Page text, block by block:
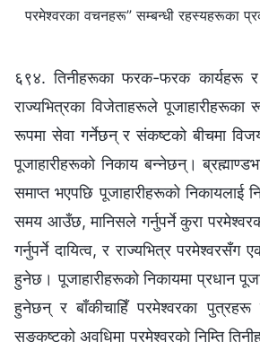
परमेश्‍वरका वचनहरू” सम्बन्धी रहस्यहरूका
६९४. तिनीहरूका फरक-फरक कार्यहरू र
राज्यभित्रका विजेताहरूले पूजाहारीहरूका
रूपमा सेवा गर्नेछन् र संकष्टको बीचमा
पूजाहारीहरूको निकाय बन्‍नेछन्।
समाप्त भएपछि पूजाहारीहरूको निकायलाई
समय आउँछ, मानिसले गर्नुपर्ने कुरा
गर्नुपर्ने दायित्व, र राज्यभित्र
हुनेछ। पूजाहारीहरूको निकायमा प्रधान
हुनेछन् र बाँकीचाहिँ परमेश्‍वरका
सङ्कष्टको अवधिमा परमेश्‍वरको निम्ति